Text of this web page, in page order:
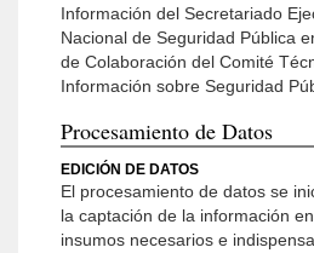
Información del Secretariado
Nacional de Seguridad Pública
de Colaboración del Comité
Información sobre Seguridad
Procesamiento de Datos
EDICIÓN DE DATOS
El procesamiento de datos se
la captación de la información
insumos necesarios e